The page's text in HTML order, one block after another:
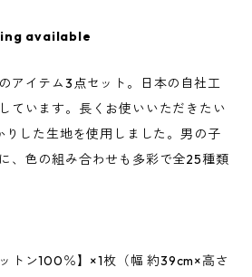
available
アイテム3点セット。日本の自社工
ています。長くお使いいただきたい
りした生地を使用しました。男の子
、色の組み合わせも多彩で全25種類
トン100％】×1枚（幅 約39cm×高さ